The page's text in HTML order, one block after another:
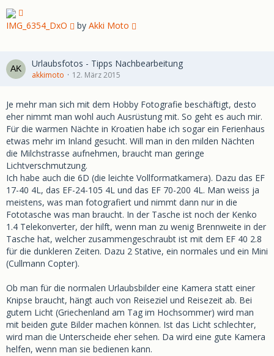
IMG_6354_DxO by Akki Moto
Urlaubsfotos - Tipps Nachbearbeitung
akkimoto 12. März 2015
Je mehr man sich mit dem Hobby Fotografie beschäftigt, desto
eher nimmt man wohl auch Ausrüstung mit. So geht es auch mir.
Für die warmen Nächte in Kroatien habe ich sogar ein Ferienhaus
etwas mehr im Inland gesucht. Will man in den milden Nächten
die Milchstrasse aufnehmen, braucht man geringe
Lichtverschmutzung.
Ich habe auch die 6D (die leichte Vollformatkamera). Dazu das EF
17-40 4L, das EF-24-105 4L und das EF 70-200 4L. Man weiss ja
meistens, was man fotografiert und nimmt dann nur in die
Fototasche was man braucht. In der Tasche ist noch der Kenko
1.4 Telekonverter, der hilft, wenn man zu wenig Brennweite in der
Tasche hat, welcher zusammengeschraubt ist mit dem EF 40 2.8
für die dunkleren Zeiten. Dazu 2 Stative, ein normales und ein Mini
(Cullmann Copter).
Ob man für die normalen Urlaubsbilder eine Kamera statt einer
Knipse braucht, hängt auch von Reiseziel und Reisezeit ab. Bei
gutem Licht (Griechenland am Tag im Hochsommer) wird man
mit beiden gute Bilder machen können. Ist das Licht schlechter,
wird man die Unterscheide eher sehen. Da wird eine gute Kamera
helfen, wenn man sie bedienen kann.